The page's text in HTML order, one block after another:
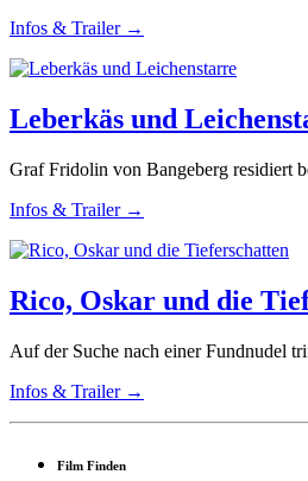
Infos & Trailer →
Leberkäs und
Graf Fridolin von Bangeberg residiert
Infos & Trailer →
Rico, Oskar und die
Auf der Suche nach einer Fundnudel
Infos & Trailer →
Film Finden